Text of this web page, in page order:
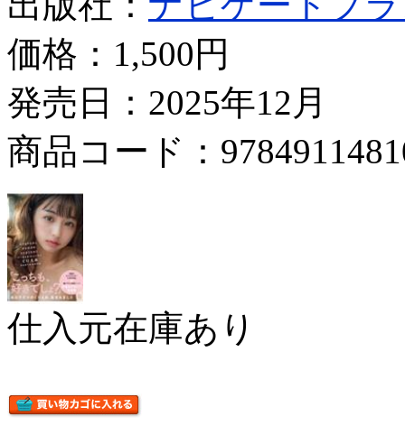
価格： 1,500円
発売日：2025年12月
商品コード：
仕入元在庫あり